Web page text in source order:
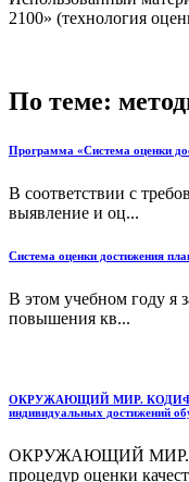
2100» (технология
По теме:
Программа «Система оценки
В соответствии с
выявление и оц...
Система оценки достижения
В этом учебном году я
повышения кв...
ОКРУЖАЮЩИЙ МИР. КОДИФИКАТОР
индивидуальных достижений
ОКРУЖАЮЩИЙ МИР.
процедур оценки